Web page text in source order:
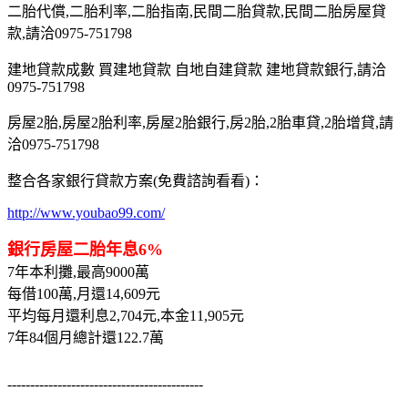
二胎代償,二胎利率,二胎指南,民間二胎貸款,民間二胎房屋貸
款,請洽0975-751798
建地貸款成數 買建地貸款 自地自建貸款 建地貸款銀行,請洽
0975-751798
房屋2胎,房屋2胎利率,房屋2胎銀行,房2胎,2胎車貸,2胎增貸,請
洽0975-751798
整合各家銀行貸款方案(免費諮詢看看)：
http://www.youbao99.com/
銀行房屋二胎年息6%
7年本利攤,最高9000萬
每借100萬,月還14,609元
平均每月還利息2,704元,本金11,905元
7年84個月總計還122.7萬
-------------------------------------------